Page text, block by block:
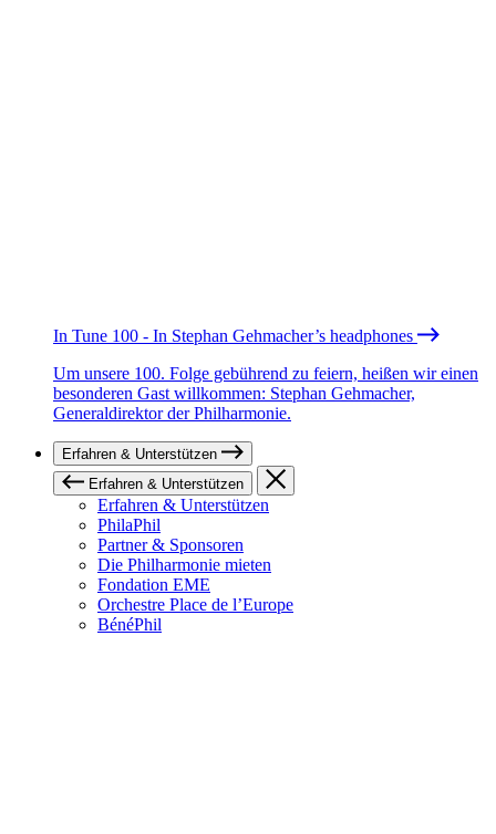
In Tune 100 - In Stephan Gehmacher’s headphones
Um unsere 100. Folge gebührend zu feiern, heißen wir einen
besonderen Gast willkommen: Stephan Gehmacher,
Generaldirektor der Philharmonie.
Erfahren & Unterstützen
Erfahren & Unterstützen
Erfahren & Unterstützen
PhilaPhil
Partner & Sponsoren
Die Philharmonie mieten
Fondation EME
Orchestre Place de l’Europe
BénéPhil